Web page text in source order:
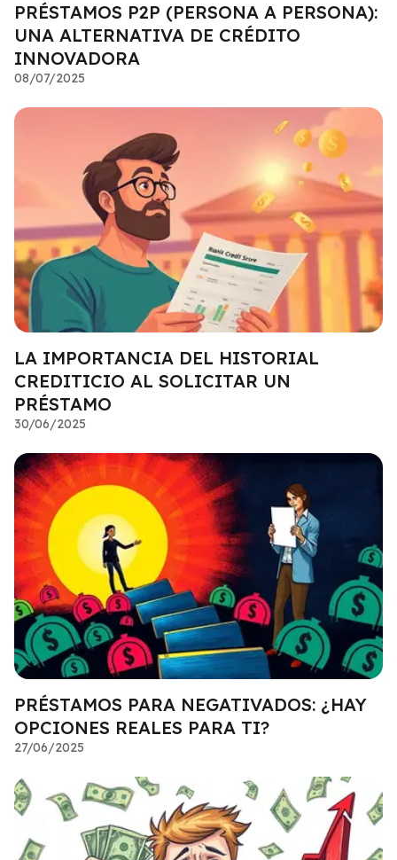
PRÉSTAMOS P2P (PERSONA A PERSONA):
UNA ALTERNATIVA DE CRÉDITO
INNOVADORA
08/07/2025
LA IMPORTANCIA DEL HISTORIAL
CREDITICIO AL SOLICITAR UN
PRÉSTAMO
30/06/2025
PRÉSTAMOS PARA NEGATIVADOS: ¿HAY
OPCIONES REALES PARA TI?
27/06/2025